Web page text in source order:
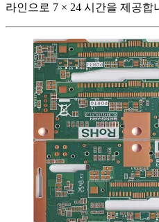
라인으로 7 × 24 시간을 제공합